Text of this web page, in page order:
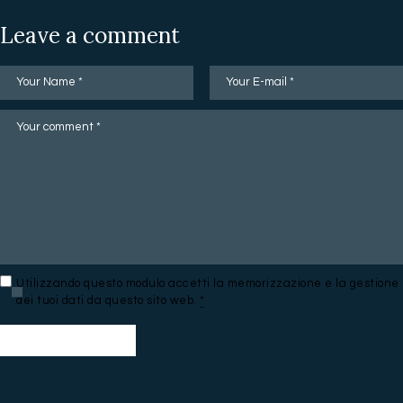
Leave a comment
Utilizzando questo modulo accetti la memorizzazione e la gestione
dei tuoi dati da questo sito web. *